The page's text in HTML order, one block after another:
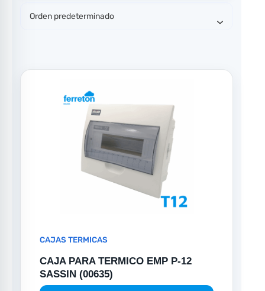
CAJAS TERMICAS
CAJA PARA TERMICO EMP P-12
SASSIN (00635)